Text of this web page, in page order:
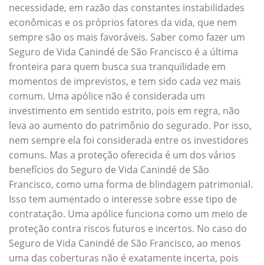
necessidade, em razão das constantes instabilidades
econômicas e os próprios fatores da vida, que nem
sempre são os mais favoráveis. Saber como fazer um
Seguro de Vida Canindé de São Francisco é a última
fronteira para quem busca sua tranquilidade em
momentos de imprevistos, e tem sido cada vez mais
comum. Uma apólice não é considerada um
investimento em sentido estrito, pois em regra, não
leva ao aumento do patrimônio do segurado. Por isso,
nem sempre ela foi considerada entre os investidores
comuns. Mas a proteção oferecida é um dos vários
benefícios do Seguro de Vida Canindé de São
Francisco, como uma forma de blindagem patrimonial.
Isso tem aumentado o interesse sobre esse tipo de
contratação. Uma apólice funciona como um meio de
proteção contra riscos futuros e incertos. No caso do
Seguro de Vida Canindé de São Francisco, ao menos
uma das coberturas não é exatamente incerta, pois